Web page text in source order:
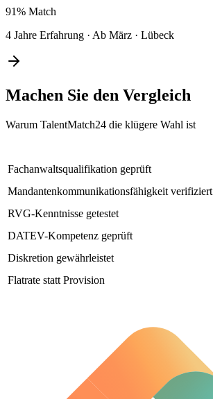
91% Match
4 Jahre Erfahrung · Ab März · Lübeck
Machen Sie den Vergleich
Warum TalentMatch24 die klügere Wahl ist
Fachanwaltsqualifikation geprüft
Mandantenkommunikationsfähigkeit verifiziert
RVG-Kenntnisse getestet
DATEV-Kompetenz geprüft
Diskretion gewährleistet
Flatrate statt Provision